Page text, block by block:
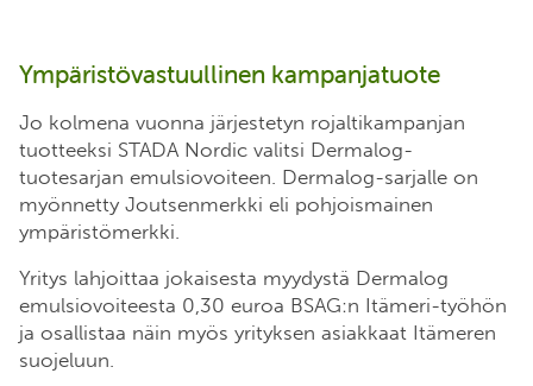
Ympäristövastuullinen kampanjatuote
Jo kolmena vuonna järjestetyn rojaltikampanjan
tuotteeksi STADA Nordic valitsi Dermalog-
tuotesarjan emulsiovoiteen. Dermalog-sarjalle on
myönnetty Joutsenmerkki eli pohjoismainen
ympäristömerkki.
Yritys lahjoittaa jokaisesta myydystä Dermalog
emulsiovoiteesta 0,30 euroa BSAG:n Itämeri-työhön
ja osallistaa näin myös yrityksen asiakkaat Itämeren
suojeluun.